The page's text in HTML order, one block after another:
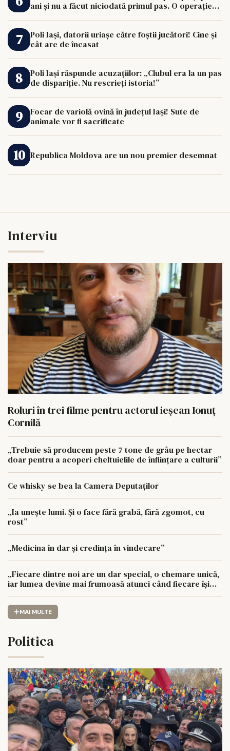
ani și nu a făcut niciodată primul pas. O operație
Poli Iași, datorii uriașe către foștii jucători! Cine și
cât are de încasat
Poli Iași răspunde acuzațiilor: „Clubul era la un pas
de dispariție. Nu rescrieți istoria!”
Focar de variolă ovină în județul Iași! Sute de
animale vor fi sacrificate
Republica Moldova are un nou premier desemnat
Interviu
Roluri în trei filme pentru actorul ieşean Ionuţ
Cornilă
„Trebuie să producem peste 7 tone de grâu pe hectar
doar pentru a acoperi cheltuielile de înființare a culturii”
Ce whisky se bea la Camera Deputaților
„Ia unește lumi. Și o face fără grabă, fără zgomot, cu
rost”
„Medicina în dar și credința în vindecare”
„Fiecare dintre noi are un dar special, o chemare unică,
iar lumea devine mai frumoasă atunci când fiecare își
MAI MULTE
Politica